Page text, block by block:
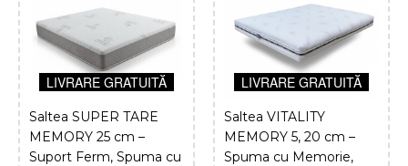
ADAUGĂ LA FAVORITE
DOLCEDORMIRE
Saltea RUBINO 20 cm –
Confort Sporit, Suport
Ortopedic si Pret
Accesibil
LIVRARE GRATUITĂ
Saltea SUPER TARE
MEMORY 25 cm –
Suport Ferm, Spuma cu
LIVRARE GRATUITĂ
Saltea VITALITY
MEMORY 5, 20 cm –
Spuma cu Memorie,